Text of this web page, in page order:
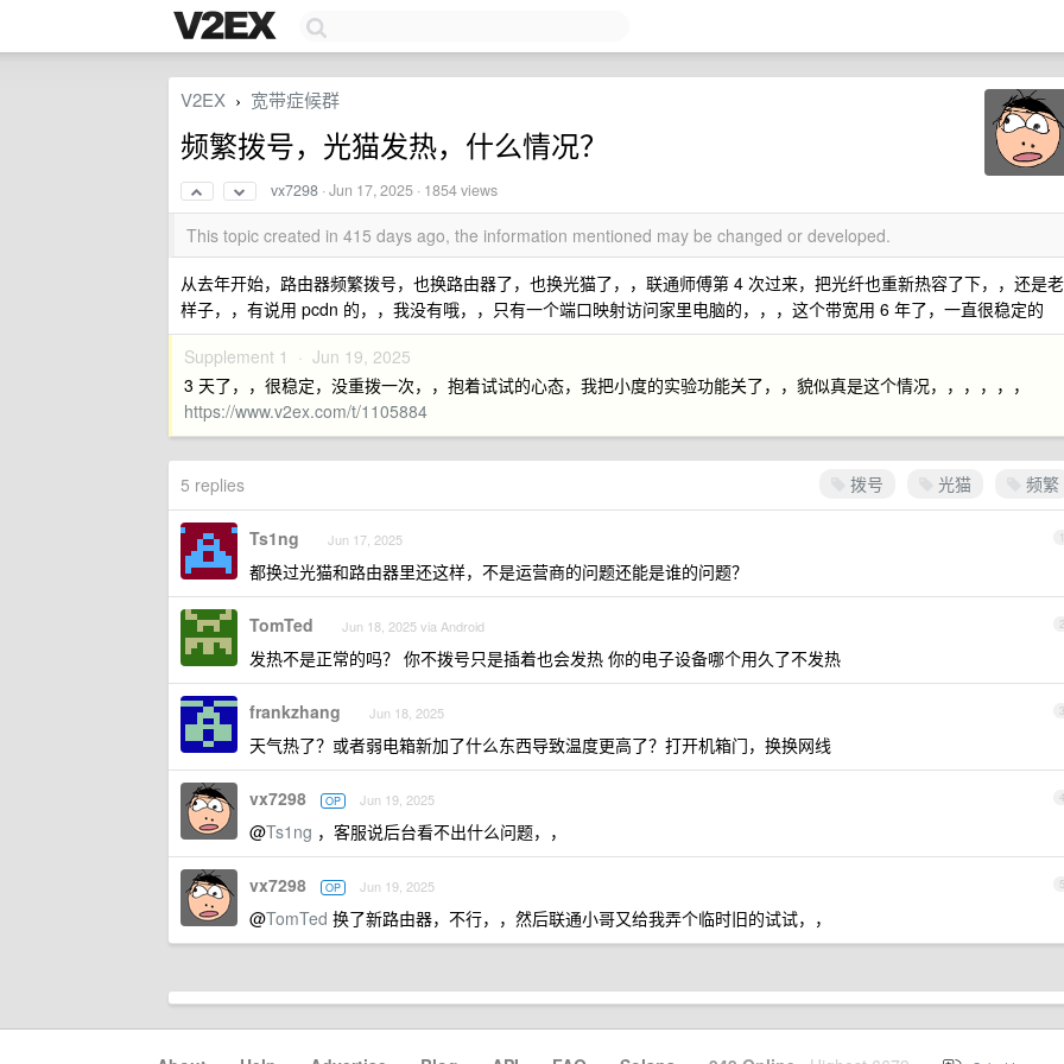
V2EX › 宽带症候群
频繁拨号，光猫发热，什么情况？
vx7298 ·Jun 17, 2025 · 1854 views
This topic created in 415 days ago, the information mentioned may be changed or developed.
从去年开始，路由器频繁拨号，也换路由器了，也换光猫了，，联通师傅第 4 次过来，把光纤也重新热容了下，，还是老
样子，，有说用 pcdn 的，，我没有哦，，只有一个端口映射访问家里电脑的，，，这个带宽用 6 年了，一直很稳定的
Supplement 1 · Jun 19, 2025
3 天了，，很稳定，没重拨一次，，抱着试试的心态，我把小度的实验功能关了，，貌似真是这个情况，，，，，，
https://www.v2ex.com/t/1105884
拨号 光猫 频繁
5 replies
1
Ts1ng Jun 17, 2025
都换过光猫和路由器里还这样，不是运营商的问题还能是谁的问题？
2
TomTed Jun 18, 2025 via Android
发热不是正常的吗？ 你不拨号只是插着也会发热 你的电子设备哪个用久了不发热
3
frankzhang Jun 18, 2025
天气热了？或者弱电箱新加了什么东西导致温度更高了？打开机箱门，换换网线
4
vx7298 OP Jun 19, 2025
@Ts1ng ，客服说后台看不出什么问题，，
5
vx7298 OP Jun 19, 2025
@TomTed 换了新路由器，不行，，然后联通小哥又给我弄个临时旧的试试，，